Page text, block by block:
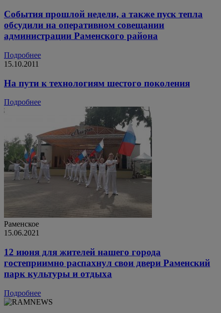
События прошлой недели, а также пуск тепла
обсудили на оперативном совещании
администрации Раменского района
Подробнее
15.10.2011
На пути к технологиям шестого поколения
Подробнее
Раменское
15.06.2021
12 июня для жителей нашего города
гостеприимно распахнул свои двери Раменский
парк культуры и отдыха
Подробнее